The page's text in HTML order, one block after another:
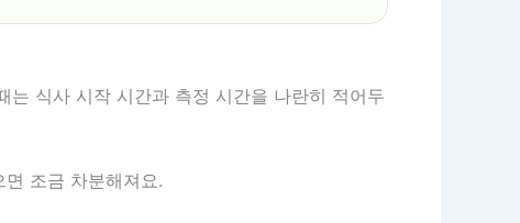
는 식사 시작 시간과 측정 시간을 나란히 적어두
조금 차분해져요.